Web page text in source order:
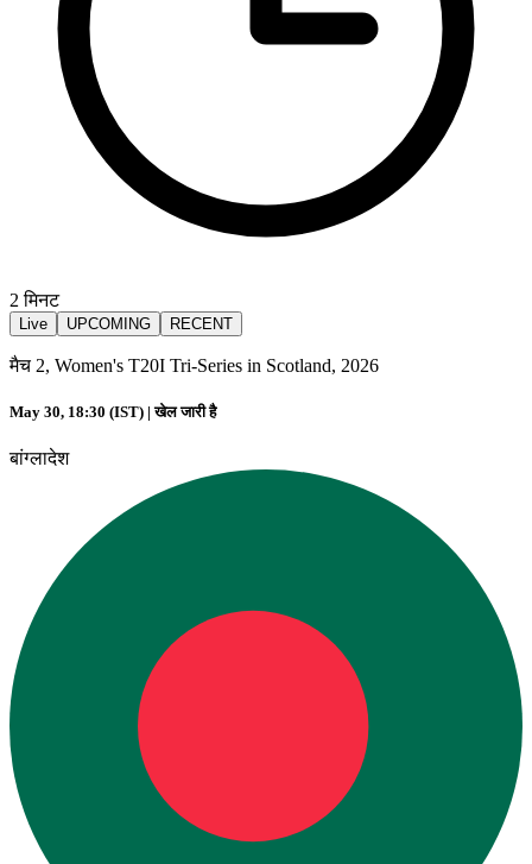
2 मिनट
Live UPCOMING RECENT
मैच 2, Women's T20I Tri-Series in Scotland, 2026
May 30, 18:30 (IST) |खेल जारी है
बांग्लादेश